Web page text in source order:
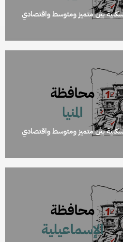
بين متميز ومتوسط واقتصادي
بين متميز ومتوسط واقتصادي